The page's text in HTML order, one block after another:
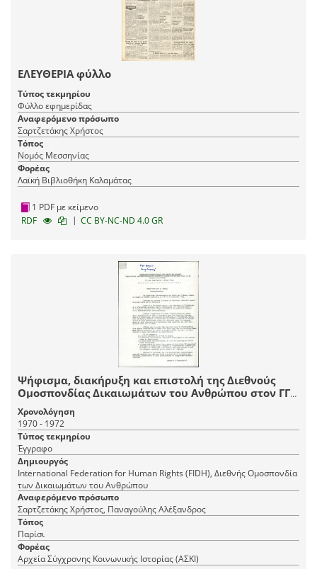
ΕΛΕΥΘΕΡΙΑ φύλλο
Τύπος τεκμηρίου
Φύλλο εφημερίδας
Αναφερόμενο πρόσωπο
Σαρτζετάκης Χρήστος
Τόπος
Νομός Μεσσηνίας
Φορέας
Λαϊκή Βιβλιοθήκη Καλαμάτας
1 PDF με κείμενο
RDF
| CC BY-NC-ND 4.0 GR
Ψήφισμα, διακήρυξη και επιστολή της Διεθνούς
Ομοσπονδίας Δικαιωμάτων του Ανθρώπου στον ΓΓ
του ΟΗΕ για το ελληνικό ζήτημα
Χρονολόγηση
1970 - 1972
Τύπος τεκμηρίου
Έγγραφο
Δημιουργός
International Federation for Human Rights (FIDH), Διεθνής Ομοσπονδία
των Δικαιωμάτων του Ανθρώπου
Αναφερόμενο πρόσωπο
Σαρτζετάκης Χρήστος, Παναγούλης Αλέξανδρος
Τόπος
Παρίσι
Φορέας
Αρχεία Σύγχρονης Κοινωνικής Ιστορίας (ΑΣΚΙ)